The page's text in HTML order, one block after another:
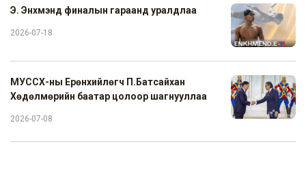
Э. Энхмэнд финалын гараанд уралдлаа
2026-07-18
МУССХ-ны Ерөнхийлөгч П.Батсайхан
Хөдөлмөрийн баатар цолоор шагнууллаа
2026-07-08